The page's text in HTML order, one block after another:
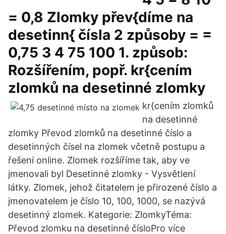
= 0,8 Zlomky přev{díme na
desetinn{ čísla 2 způsoby = =
0,75 3 4 75 100 1. způsob:
Rozšířením, popř. kr{cením
zlomků na desetinné zlomky
kr{cením zlomků
na desetinné
zlomky Převod zlomků na desetinné číslo a
desetinných čísel na zlomek včetně postupu a
řešení online. Zlomek rozšíříme tak, aby ve
jmenovali byl Desetinné zlomky - Vysvětlení
látky. Zlomek, jehož čitatelem je přirozené číslo a
jmenovatelem je číslo 10, 100, 1000, se nazývá
desetinný zlomek. Kategorie: ZlomkyTéma:
Převod zlomku na desetinné čísloPro více